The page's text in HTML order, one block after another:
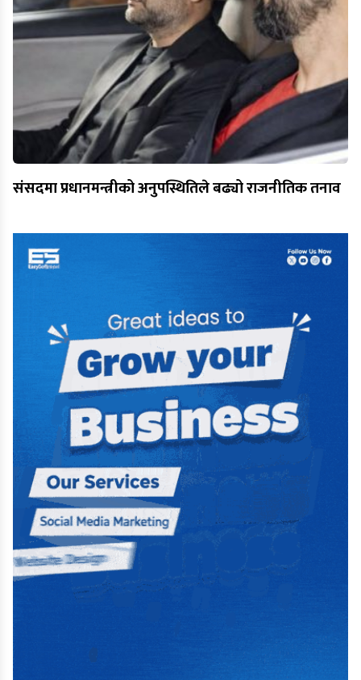
संसदमा प्रधानमन्त्रीको अनुपस्थितिले बढ्यो राजनीतिक तनाव